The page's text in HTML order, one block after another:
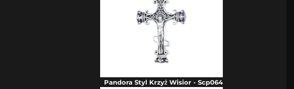
Pandora Styl Krzyż Wisior - Scp064